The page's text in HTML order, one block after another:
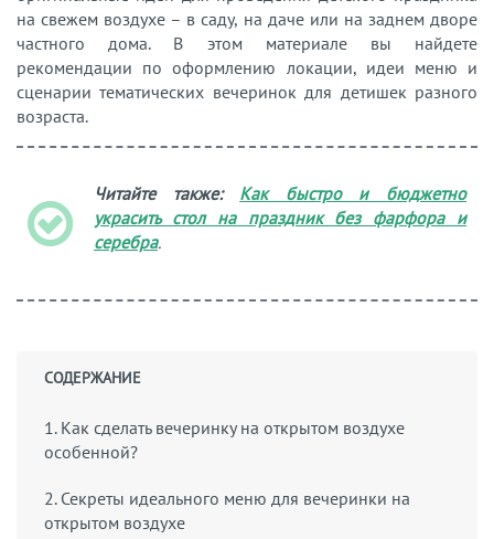
на свежем воздухе – в саду, на даче или на заднем дворе
частного дома. В этом материале вы найдете
рекомендации по оформлению локации, идеи меню и
сценарии тематических вечеринок для детишек разного
возраста.
Читайте также: Как быстро и бюджетно
украсить стол на праздник без фарфора и
серебра.
СОДЕРЖАНИЕ
1. Как сделать вечеринку на открытом воздухе
особенной?
2. Секреты идеального меню для вечеринки на
открытом воздухе